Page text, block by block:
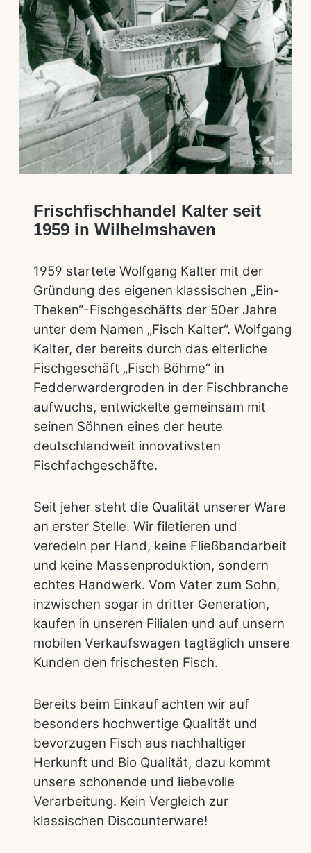
Frischfischhandel Kalter seit
1959 in Wilhelmshaven
1959 startete Wolfgang Kalter mit der
Gründung des eigenen klassischen „Ein-
Theken“-Fischgeschäfts der 50er Jahre
unter dem Namen „Fisch Kalter“. Wolfgang
Kalter, der bereits durch das elterliche
Fischgeschäft „Fisch Böhme“ in
Fedderwardergroden in der Fischbranche
aufwuchs, entwickelte gemeinsam mit
seinen Söhnen eines der heute
deutschlandweit innovativsten
Fischfachgeschäfte.
Seit jeher steht die Qualität unserer Ware
an erster Stelle. Wir filetieren und
veredeln per Hand, keine Fließbandarbeit
und keine Massenproduktion, sondern
echtes Handwerk. Vom Vater zum Sohn,
inzwischen sogar in dritter Generation,
kaufen in unseren Filialen und auf unsern
mobilen Verkaufswagen tagtäglich unsere
Kunden den frischesten Fisch.
Bereits beim Einkauf achten wir auf
besonders hochwertige Qualität und
bevorzugen Fisch aus nachhaltiger
Herkunft und Bio Qualität, dazu kommt
unsere schonende und liebevolle
Verarbeitung. Kein Vergleich zur
klassischen Discounterware!